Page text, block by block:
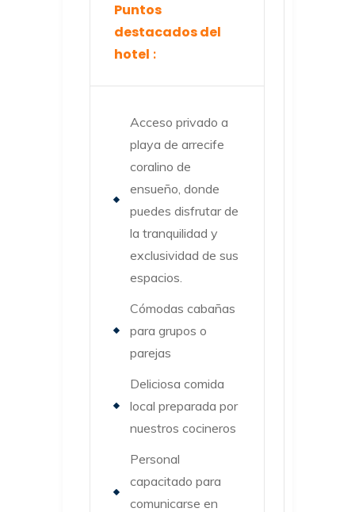
Puntos
destacados del
hotel :
Acceso privado a
playa de arrecife
coralino de
ensueño, donde
puedes disfrutar de
la tranquilidad y
exclusividad de sus
espacios.
Cómodas cabañas
para grupos o
parejas
Deliciosa comida
local preparada por
nuestros cocineros
Personal
capacitado para
comunicarse en